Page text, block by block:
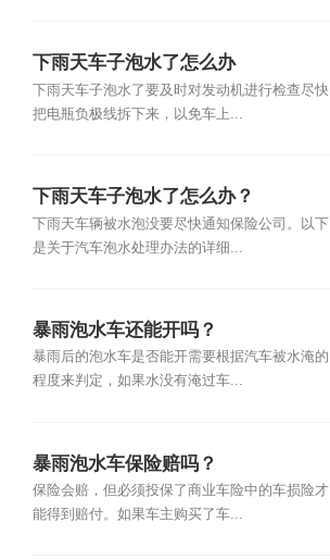
下雨天车子泡水了怎么办
下雨天车子泡水了要及时对发动机进行检查尽快
把电瓶负极线拆下来，以免车上...
下雨天车子泡水了怎么办？
下雨天车辆被水泡没要尽快通知保险公司。以下
是关于汽车泡水处理办法的详细...
暴雨泡水车还能开吗？
暴雨后的泡水车是否能开需要根据汽车被水淹的
程度来判定，如果水没有淹过车...
暴雨泡水车保险赔吗？
保险会赔，但必须投保了商业车险中的车损险才
能得到赔付。如果车主购买了车...